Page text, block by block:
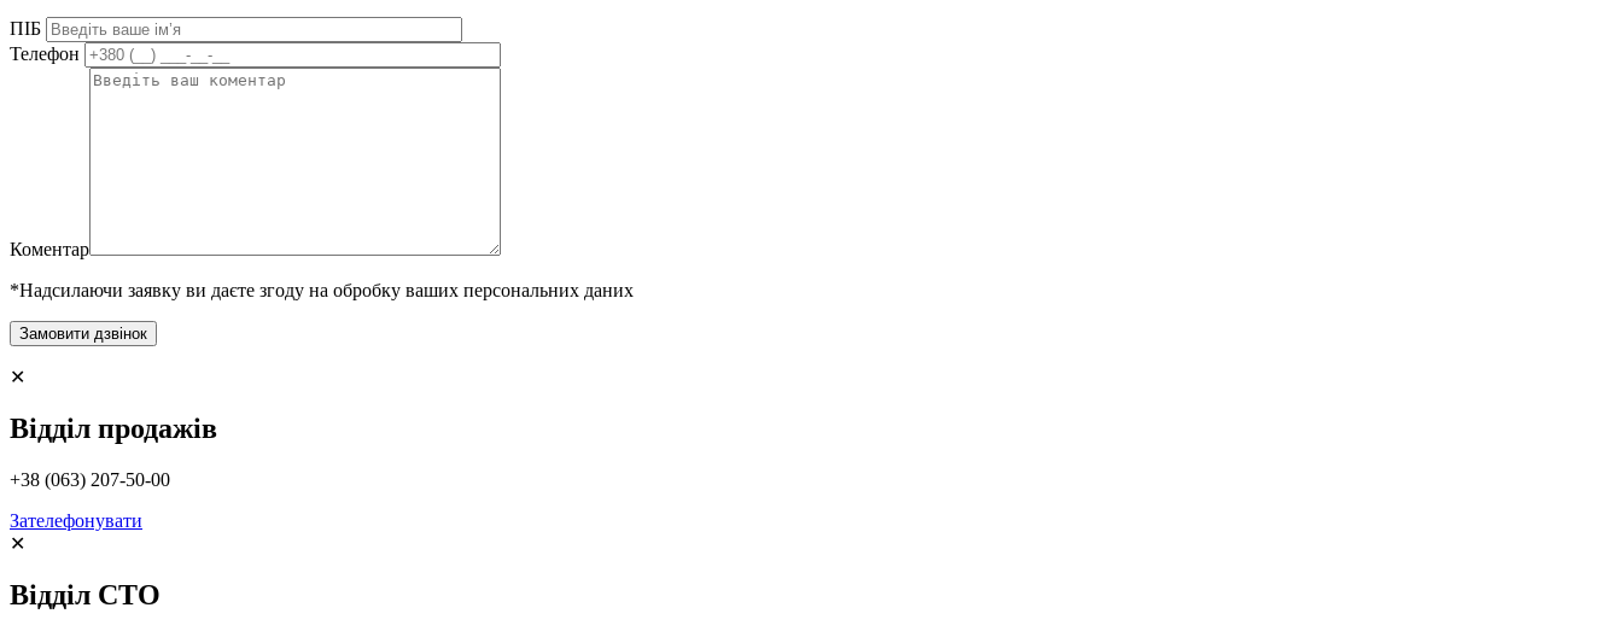
ПІБ
Телефон
Коментар
*Надсилаючи заявку ви даєте згоду на обробку ваших персональних даних
✕
Відділ продажів
+38 (063) 207-50-00
Зателефонувати
✕
Відділ СТО